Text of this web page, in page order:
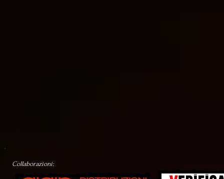
Collaborazioni: